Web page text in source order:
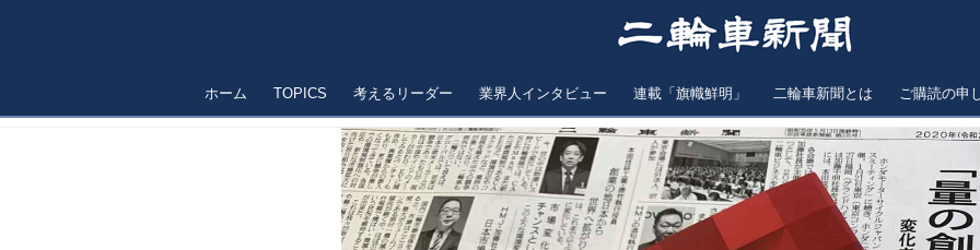
ホーム TOPICS 考えるリーダー 業界人インタビュー 連載「旗幟鮮明」 二輪車新聞とは ご購読の申